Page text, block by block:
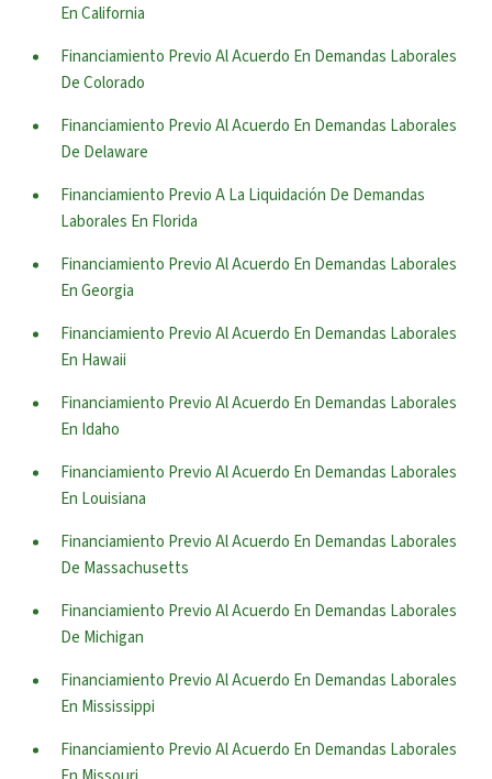
En California
Financiamiento Previo Al Acuerdo En Demandas Laborales
De Colorado
Financiamiento Previo Al Acuerdo En Demandas Laborales
De Delaware
Financiamiento Previo A La Liquidación De Demandas
Laborales En Florida
Financiamiento Previo Al Acuerdo En Demandas Laborales
En Georgia
Financiamiento Previo Al Acuerdo En Demandas Laborales
En Hawaii
Financiamiento Previo Al Acuerdo En Demandas Laborales
En Idaho
Financiamiento Previo Al Acuerdo En Demandas Laborales
En Louisiana
Financiamiento Previo Al Acuerdo En Demandas Laborales
De Massachusetts
Financiamiento Previo Al Acuerdo En Demandas Laborales
De Michigan
Financiamiento Previo Al Acuerdo En Demandas Laborales
En Mississippi
Financiamiento Previo Al Acuerdo En Demandas Laborales